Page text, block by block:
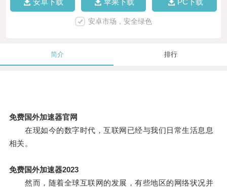
安卓下载 苹果下载 PC下载
安卓市场，安全绿色
简介 排行
免费国外加速器官网
在现如今的数字时代，互联网已经与我们日常生活息息
相关。
免费国外加速器2023
然而，随着全球互联网的发展，有些地区的网络状况并